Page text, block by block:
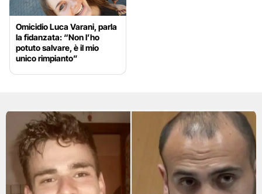
Omicidio Luca Varani, parla
la fidanzata: “Non l’ho
potuto salvare, è il mio
unico rimpianto”